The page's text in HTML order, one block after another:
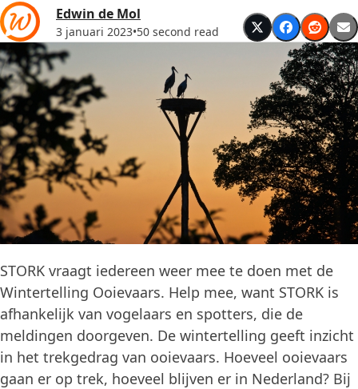
Edwin de Mol
3 januari 2023•50 second read
STORK vraagt iedereen weer mee te doen met de
Wintertelling Ooievaars. Help mee, want STORK is
afhankelijk van vogelaars en spotters, die de
meldingen doorgeven. De wintertelling geeft inzicht
in het trekgedrag van ooievaars. Hoeveel ooievaars
gaan er op trek, hoeveel blijven er in Nederland? Bij